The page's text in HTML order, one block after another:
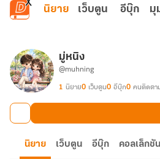
ข้ามไปยังเนื้อหาหลัก
นิยาย เว็บตูน อีบุ๊ก มุ
มู่หนิง
@muhning
1 นิยาย0 เว็บตูน0 อีบุ๊ก0 คนติดตา
นิยาย เว็บตูน อีบุ๊ก คอลเล็กชัน